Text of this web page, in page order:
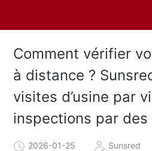
Comment vérifier
à distance ?
visites d’usine par
inspections par des
2026-01-25 Sunsred